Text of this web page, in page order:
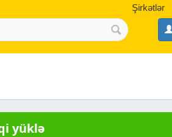
Şirkətlər
yüklə